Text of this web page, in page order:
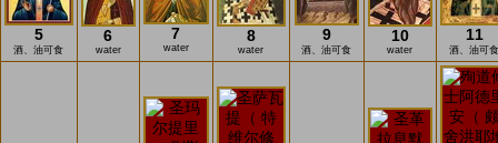
5
酒、油可食
6
water
7
water
8
water
9
酒、油可食
10
water
11
酒、油可